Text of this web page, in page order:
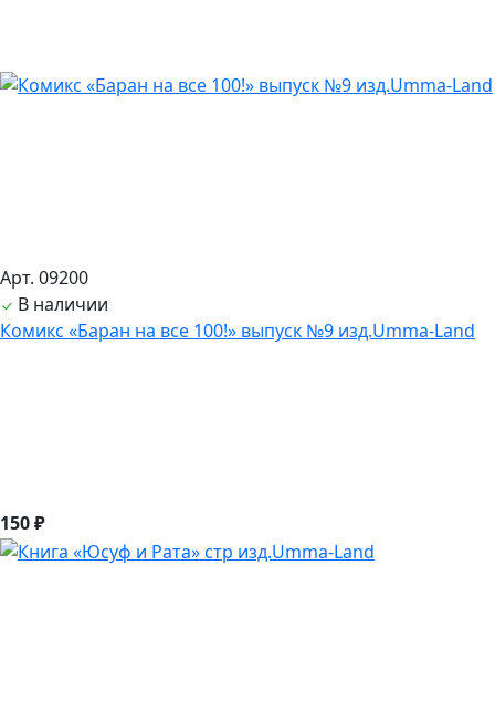
Арт. 09200
В наличии
Комикс «Баран на все 100!» выпуск №9 изд.Umma-Land
150 ₽